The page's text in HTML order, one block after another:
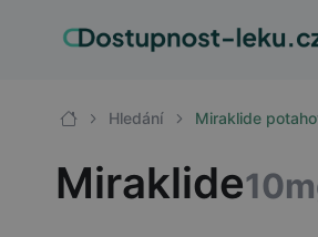
Hledání Miraklide
Miraklide